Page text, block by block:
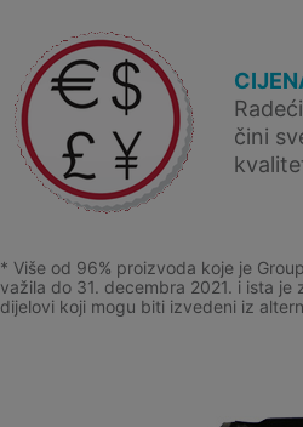
čini
* Više od 96% proizvoda koje je
važila do 31. decembra 2021. i ista
dijelovi koji mogu biti izvedeni iz